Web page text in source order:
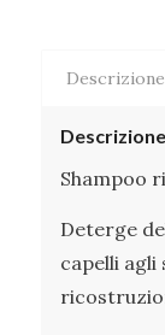
Descrizione
Descrizione
Shampoo
Deterge
capelli